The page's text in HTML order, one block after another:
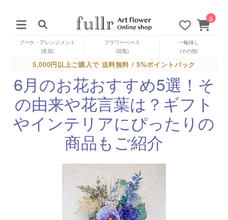
0
ブーケ・アレンジメント
(造花)
フラワーベース
(花瓶)
一輪挿し
(その他)
5,000円以上ご購入で 送料無料 / 5%ポイントバック
6月のお花おすすめ5選！そ
の由来や花言葉は？ギフト
やインテリアにぴったりの
商品もご紹介